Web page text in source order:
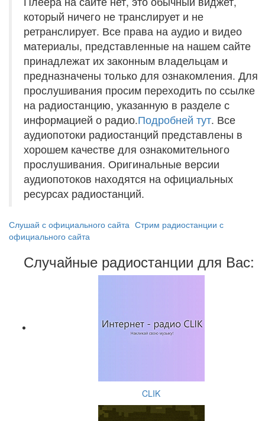
который ничего не транслирует и не
ретранслирует. Все права на аудио и видео
материалы, представленные на нашем сайте
принадлежат их законным владельцам и
предназначены только для ознакомления. Для
прослушивания просим переходить по ссылке
на радиостанцию, указанную в разделе с
информацией о радио.Подробней тут. Все
аудиопотоки радиостанций представлены в
хорошем качестве для ознакомительного
прослушивания. Оригинальные версии
аудиопотоков находятся на официальных
ресурсах радиостанций.
Слушай с официального сайта Стрим радиостанции с
официального сайта
Случайные радиостанции для Вас:
CLIK